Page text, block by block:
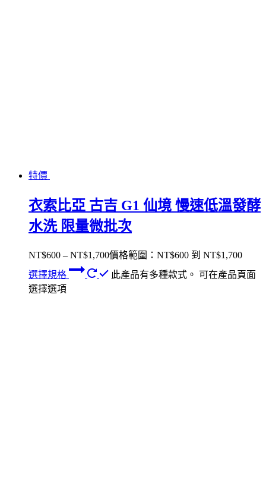
特價
衣索比亞 古吉 G1 仙境 慢速低溫發酵
水洗 限量微批次
NT$600 – NT$1,700價格範圍：NT$600 到 NT$1,700
選擇規格
此產品有多種款式。 可在產品頁面
選擇選項